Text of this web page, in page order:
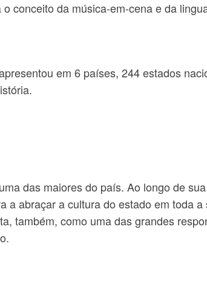
conceito da música-em-cena e da
em 6 países, 244 estados
das maiores do país. Ao longo de
abraçar a cultura do estado em toda
também, como uma das grandes